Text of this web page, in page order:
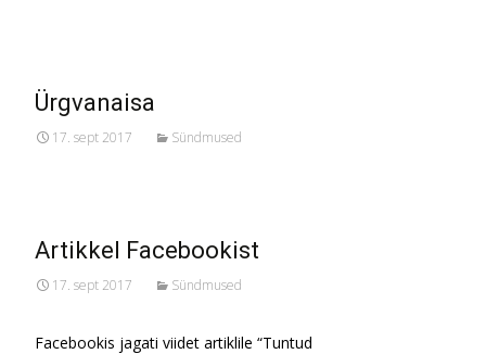
Ürgvanaisa
17. sept 2017 Sündmused
Artikkel Facebookist
17. sept 2017 Sündmused
Facebookis jagati viidet artiklile “Tuntud